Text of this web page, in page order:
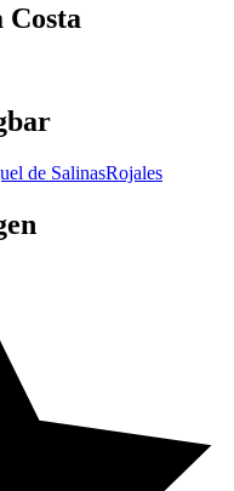
de SalinasRojales